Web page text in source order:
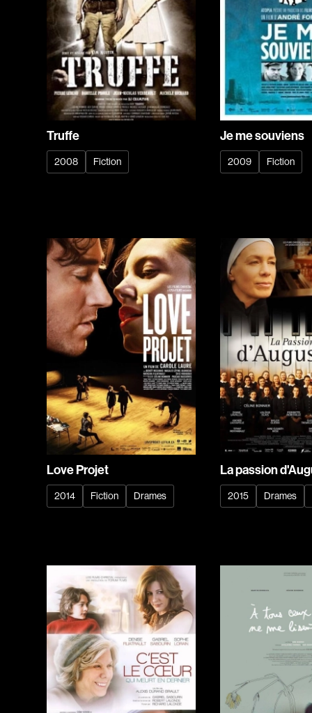
Truffe
2008 Fiction
Je me souviens
2009 Fiction
Love Projet
2014 Fiction Drames
La passion
2015 Drames